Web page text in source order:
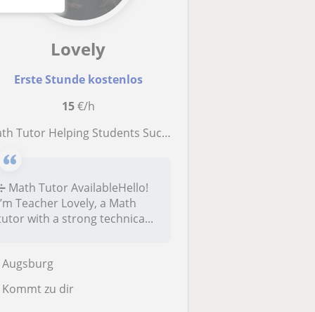
Lovely
Erste Stunde kostenlos
15€/h
Tutor Helping Students Succeed in School
Math Tutor AvailableHello!
Teacher Lovely, a Math
with a strong technica...
Augsburg
Kommt zu dir